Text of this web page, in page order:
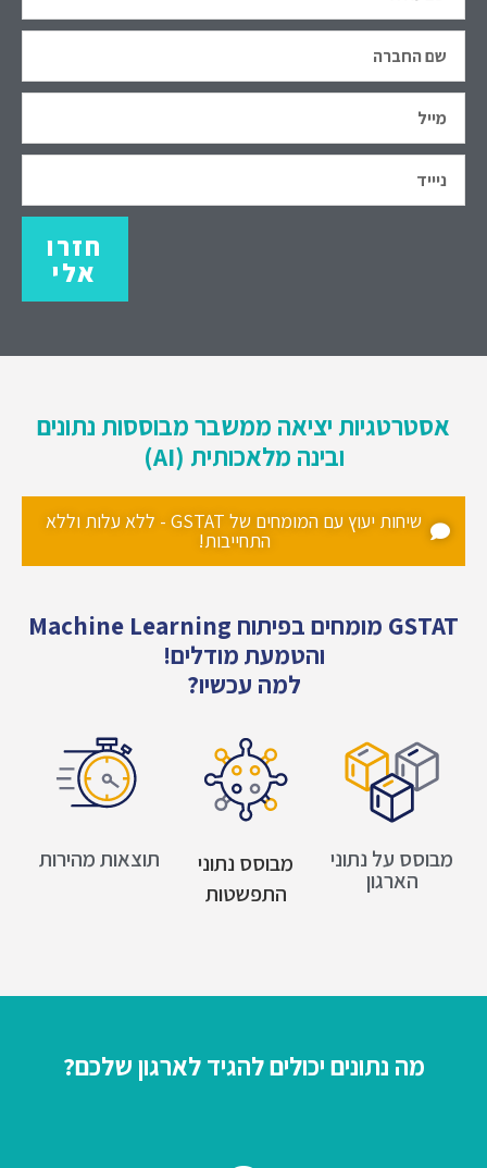
חזרו
אלי
אסטרטגיות יציאה ממשבר מבוססות נתונים
ובינה מלאכותית (AI)
שיחות יעוץ עם המומחים של GSTAT - ללא עלות וללא
התחייבות!
GSTAT מומחים בפיתוח Machine Learning
והטמעת מודלים!
למה עכשיו?
מבוסס על נתוני
הארגון
מבוסס נתוני
התפשטות
תוצאות מהירות
מה נתונים יכולים להגיד לארגון שלכם?